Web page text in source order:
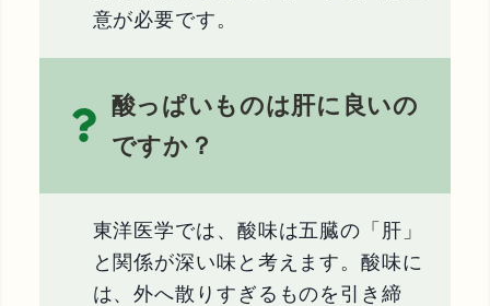
意が必要です。
酸っぱいものは肝に良いの
ですか？
東洋医学では、酸味は五臓の「肝」
と関係が深い味と考えます。酸味に
は、外へ散りすぎるものを引き締